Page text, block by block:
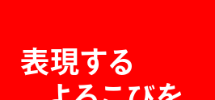
表現する